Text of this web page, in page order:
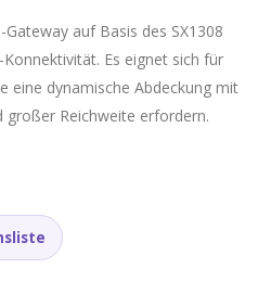
auf Basis des SX1308
Es eignet sich für
eine dynamische Abdeckung mit
großer Reichweite erfordern.